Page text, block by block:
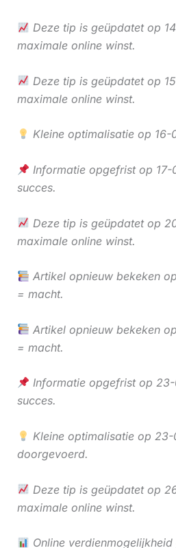
Deze tip is geüpdatet op
maximale online winst.
Deze tip is geüpdatet op
maximale online winst.
Kleine optimalisatie op
Informatie opgefrist op
succes.
Deze tip is geüpdatet op
maximale online winst.
Artikel opnieuw bekeken
= macht.
Artikel opnieuw bekeken
= macht.
Informatie opgefrist op
succes.
Kleine optimalisatie op 23-
doorgevoerd.
Deze tip is geüpdatet op
maximale online winst.
Online